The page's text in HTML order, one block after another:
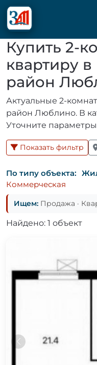
Купить 2-
квартиру
район
Актуальные 2-
район Люблино. В
Уточните
Показать фильтр
По типу объекта:
Коммерческая
Ищем: Продажа ·
Найдено: 1 объект